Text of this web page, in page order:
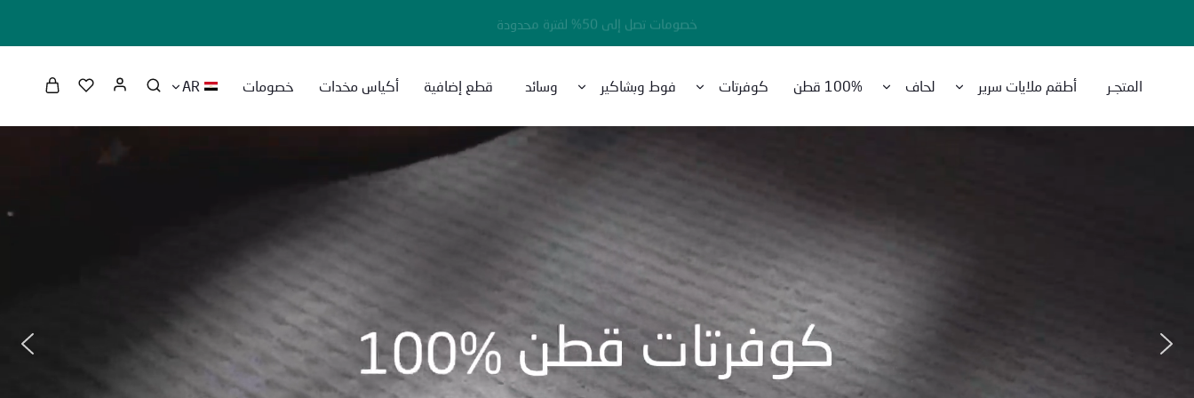
خصومات تصل إلى 50% لفترة محدودة
Amreya
Purchase
المتجـر أطقم ملايات سرير لحاف 100% قطن كوفرتات فوط وبشاكير وسائد قطع إضافية أكياس مخدات خصومات AR